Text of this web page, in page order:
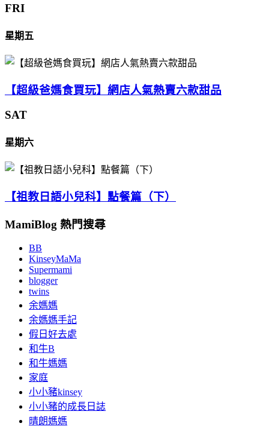
FRI
星期五
【超級爸媽食買玩】網店人氣熱賣六款甜品
SAT
星期六
【祖教日語小兒科】點餐篇（下）
MamiBlog 熱門搜尋
BB
KinseyMaMa
Supermami
blogger
twins
余媽媽
余媽媽手記
假日好去處
和牛B
和牛媽媽
家庭
小小豬kinsey
小小豬的成長日誌
晴朗媽媽